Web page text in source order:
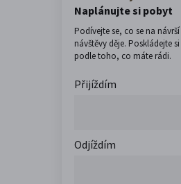
Naplánujte si pobyt
Podívejte se, co se na
návštěvy děje. Poskládejte
podle toho, co máte rádi.
Přijíždím
Odjíždím